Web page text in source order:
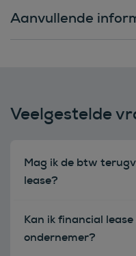
Aanvullende
Veelgestelde
Mag ik de btw
lease?
Kan ik financial
ondernemer?